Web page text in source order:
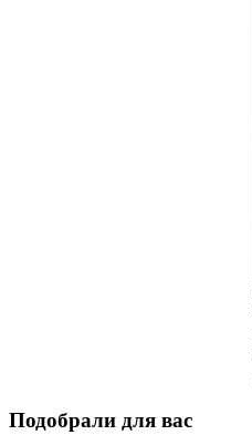
Подобрали для вас